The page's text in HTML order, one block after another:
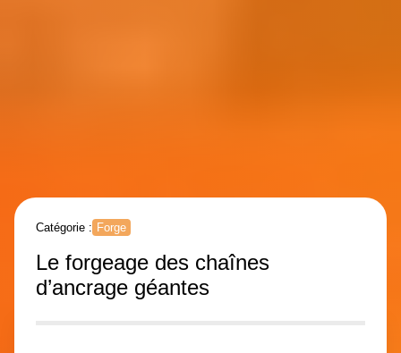
Catégorie : Forge
Le forgeage des chaînes
d’ancrage géantes